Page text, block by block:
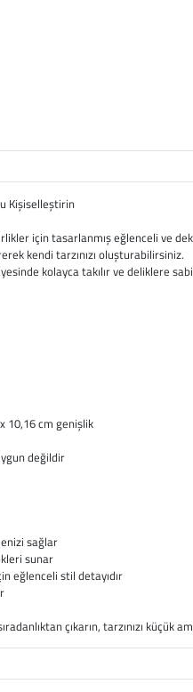
Kişiselleştirin
için tasarlanmış eğlenceli ve
kendi tarzınızı oluşturabilirsiniz.
kolayca takılır ve deliklere
10,16 cm genişlik
değildir
sağlar
sunar
eğlenceli stil detayıdır
çıkarın, tarzınızı küçük